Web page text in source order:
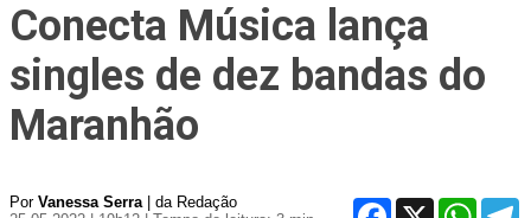
Conecta Música lança
singles de dez bandas do
Maranhão
Por Vanessa Serra| da Redação
Facebook
X